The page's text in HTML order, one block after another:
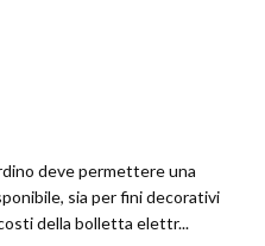
deve permettere una
sia per fini decorativi
della bolletta elettr...